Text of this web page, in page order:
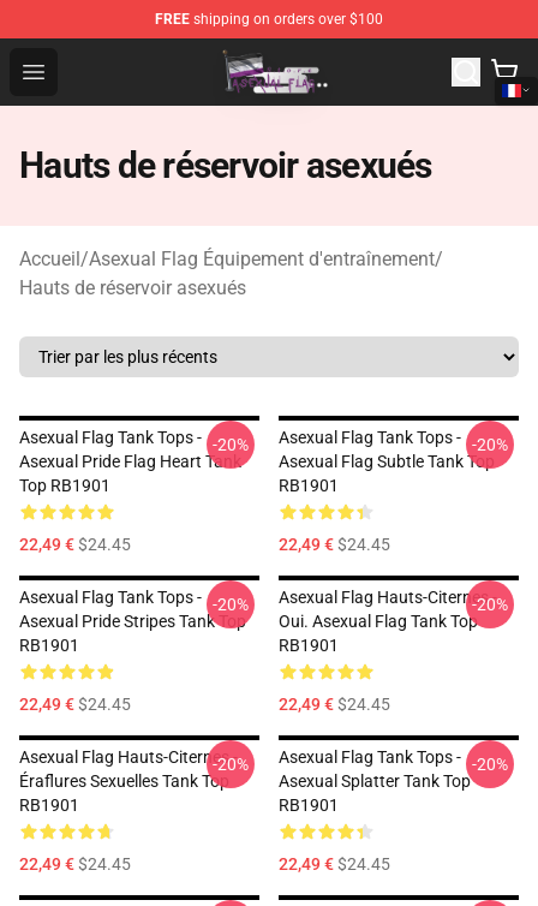
FREE shipping on orders over $100
Open menu
Asexual Flag Shop - The Best Store of Asexual Flag
Hauts de réservoir asexués
Accueil/Asexual Flag Équipement d'entraînement/
Hauts de réservoir asexués
Asexual Flag Tank Tops -
Asexual Pride Flag Heart Tank
Top RB1901
22,49 €$24.45
-20%
Asexual Flag Tank Tops -
Asexual Flag Subtle Tank Top
RB1901
22,49 €$24.45
-20%
Asexual Flag Tank Tops -
Asexual Pride Stripes Tank Top
RB1901
22,49 €$24.45
-20%
Asexual Flag Hauts-Citernes -
Oui. Asexual Flag Tank Top
RB1901
22,49 €$24.45
-20%
Asexual Flag Hauts-Citernes -
Éraflures Sexuelles Tank Top
RB1901
22,49 €$24.45
-20%
Asexual Flag Tank Tops -
Asexual Splatter Tank Top
RB1901
22,49 €$24.45
-20%